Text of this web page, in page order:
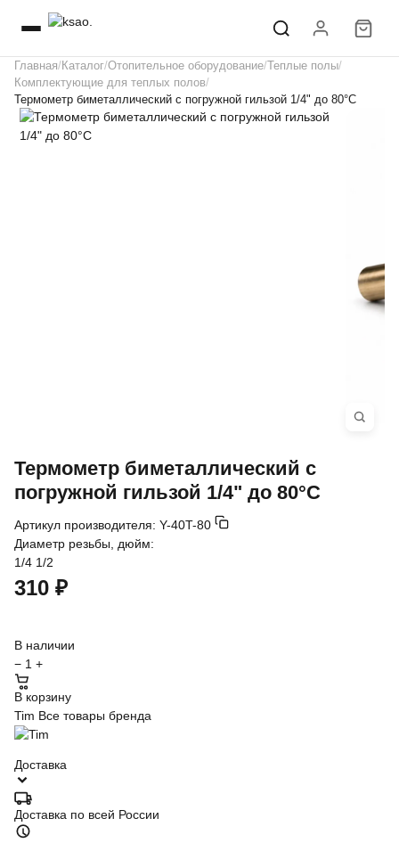
Главная Каталог Отопительное оборудование Теплые полы
Комплектующие для теплых полов
Термометр биметаллический с погружной гильзой 1/4" до 80°C
Термометр биметаллический с
погружной гильзой 1/4" до 80°C
Артикул производителя: Y-40T-80
Диаметр резьбы, дюйм:
1/4 1/2
310 ₽
В наличии
− 1 +
В корзину
Tim Все товары бренда
Доставка
Доставка по всей России